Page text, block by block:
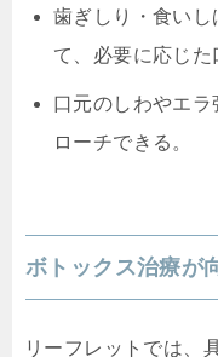
歯ぎしり・食いし
て、必要に応じた
口元のしわやエ
ローチできる。
ボトックス治療が
リーフレットでは、